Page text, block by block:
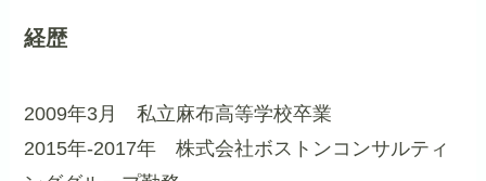
経歴
2009年3月 私立麻布高等学校卒業
2015年-2017年 株式会社ボストンコンサルティ